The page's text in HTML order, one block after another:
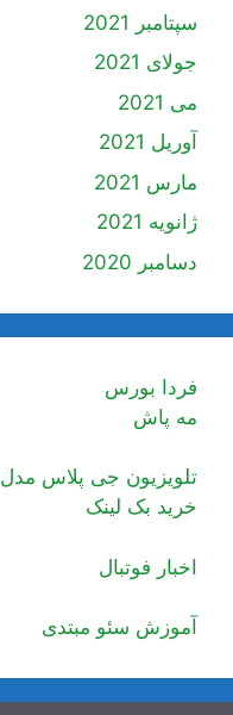
سپتامبر 2021
جولای 2021
می 2021
آوریل 2021
مارس 2021
ژانویه 2021
دسامبر 2020
فردا بورس
مه پاش
تلویزیون جی پلاس مدل GTV-43LU7130S
خرید بک لینک
اخبار فوتبال
آموزش سئو مبتدی